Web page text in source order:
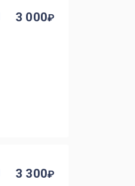
3 000
3 300